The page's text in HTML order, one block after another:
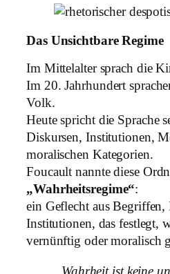
Das Unsichtbare Regime
Im Mittelalter sprach die
Im 20. Jahrhundert
Volk.
Heute spricht die Sprache
Diskursen, Institutionen,
moralischen Kategorien.
Foucault nannte diese
„Wahrheitsregime“:
ein Geflecht aus
Institutionen, das festlegt,
vernünftig oder moralisch
„Wahrheit ist keine